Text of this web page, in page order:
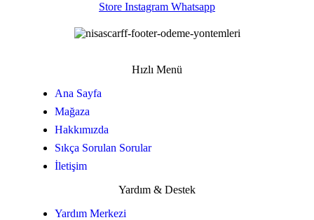
Store Instagram Whatsapp
Hızlı Menü
Ana Sayfa
Mağaza
Hakkımızda
Sıkça Sorulan Sorular
İletişim
Yardım & Destek
Yardım Merkezi